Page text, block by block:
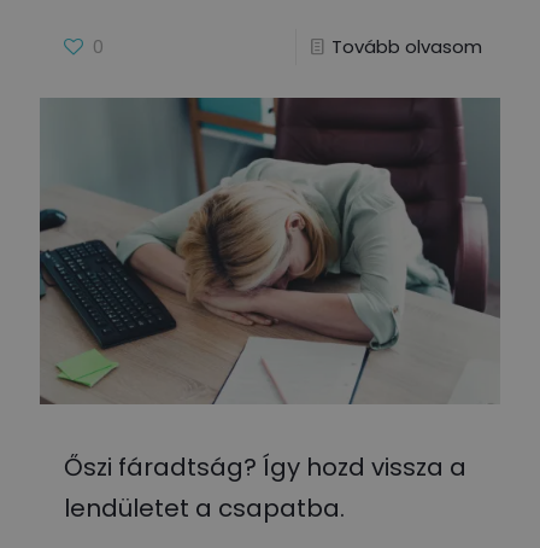
0 Tovább olvasom
Őszi fáradtság? Így hozd vissza a
lendületet a csapatba.